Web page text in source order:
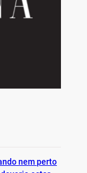
nem perto